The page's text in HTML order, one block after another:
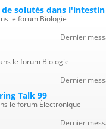
solutés dans l'intestin
le forum Biologie
Dernier
le forum Biologie
Dernier
Talk 99
le forum Électronique
Dernier